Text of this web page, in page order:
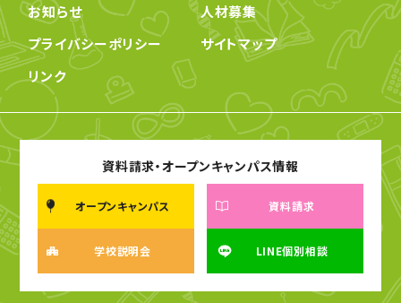
お知らせ
人材募集
プライバシーポリシー
サイトマップ
リンク
資料請求・オープンキャンパス情報
オープンキャンパス 資料請求
学校説明会 LINE個別相談